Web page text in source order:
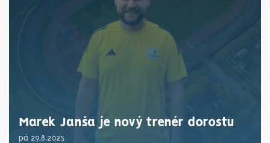
Marek Janša je nový trenér dorostu
pá 29.8.2025